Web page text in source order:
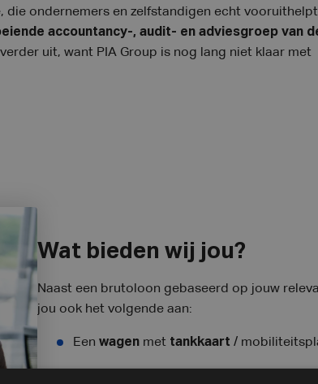
ondernemers en zelfstandigen echt
accountancy-, audit- en adviesgroep van
uit, want PIA Group is nog lang niet klaar met
Wat bieden wij jou?
Naast een brutoloon gebaseerd op jouw
jou ook het volgende aan:
Een wagen met tankkaart /
en mogelijkheid tot